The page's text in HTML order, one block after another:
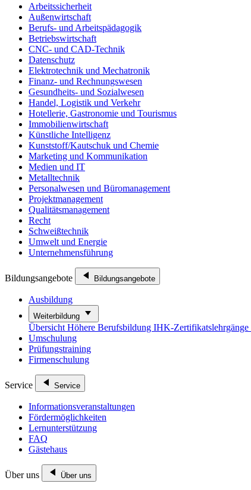
Arbeitssicherheit
Außenwirtschaft
Berufs- und Arbeitspädagogik
Betriebswirtschaft
CNC- und CAD-Technik
Datenschutz
Elektrotechnik und Mechatronik
Finanz- und Rechnungswesen
Gesundheits- und Sozialwesen
Handel, Logistik und Verkehr
Hotellerie, Gastronomie und Tourismus
Immobilienwirtschaft
Künstliche Intelligenz
Kunststoff/Kautschuk und Chemie
Marketing und Kommunikation
Medien und IT
Metalltechnik
Personalwesen und Büromanagement
Projektmanagement
Qualitätsmanagement
Recht
Schweißtechnik
Umwelt und Energie
Unternehmensführung
Bildungsangebote Bildungsangebote
Ausbildung
Weiterbildung
Übersicht Höhere Berufsbildung IHK-Zertifikatslehrgänge
Umschulung
Prüfungstraining
Firmenschulung
Service Service
Informationsveranstaltungen
Fördermöglichkeiten
Lernunterstützung
FAQ
Gästehaus
Über uns Über uns